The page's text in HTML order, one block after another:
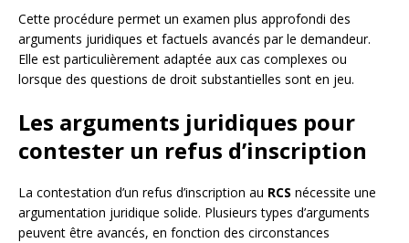
Cette procédure permet un examen plus approfondi des
arguments juridiques et factuels avancés par le demandeur.
Elle est particulièrement adaptée aux cas complexes ou
lorsque des questions de droit substantielles sont en jeu.
Les arguments juridiques pour
contester un refus d’inscription
La contestation d’un refus d’inscription au RCS nécessite une
argumentation juridique solide. Plusieurs types d’arguments
peuvent être avancés, en fonction des circonstances